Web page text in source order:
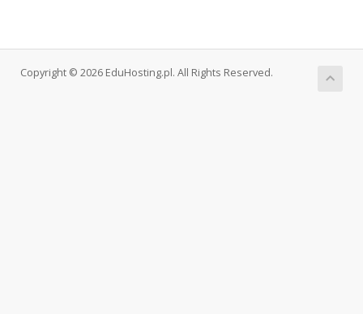
Copyright © 2026 EduHosting.pl. All Rights Reserved.